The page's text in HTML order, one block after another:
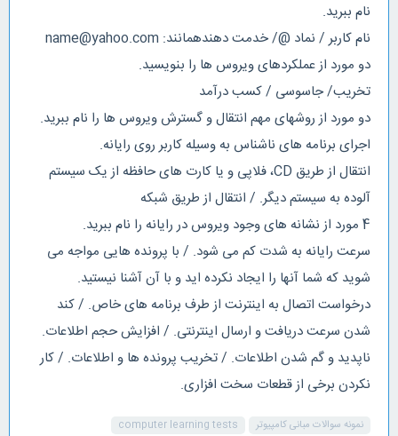
نام ببرید.
نام کاربر / نماد @/ خدمت دهندهمانند: name@yahoo.com
دو مورد از عملکردهای ویروس ها را بنویسید.
تخریب/ جاسوسی / کسب درآمد
دو مورد از روشهای مهم انتقال و گسترش ویروس ها را نام ببرید.
اجرای برنامه های ناشناس به وسیله کاربر روی رایانه.
انتقال از طریق CD، فلاپی و یا کارت های حافظه از یک سیستم
آلوده به سیستم دیگر. / انتقال از طریق شبکه
4 مورد از نشانه های وجود ویروس در رایانه را نام ببرید.
سرعت رایانه به شدت کم می شود. / با پرونده هایی مواجه می
شوید که شما آنها را ایجاد نکرده اید و با آن آشنا نیستید.
درخواست اتصال به اینترنت از طرف برنامه های خاص. / کند
شدن سرعت دریافت و ارسال اینترنتی. / افزایش حجم اطلاعات.
ناپدید و گم شدن اطلاعات. / تخریب پرونده ها و اطلاعات. / کار
نکردن برخی از قطعات سخت افزاری.
نمونه سوالات مبانی کامپیوتر computer learning tests